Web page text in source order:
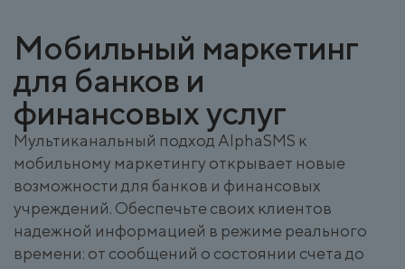
Мобильный маркетинг
для банков и
финансовых услуг
Мультиканальный подход AlphaSMS к
мобильному маркетингу открывает новые
возможности для банков и финансовых
учреждений. Обеспечьте своих клиентов
надежной информацией в режиме реального
времени: от сообщений о состоянии счета до